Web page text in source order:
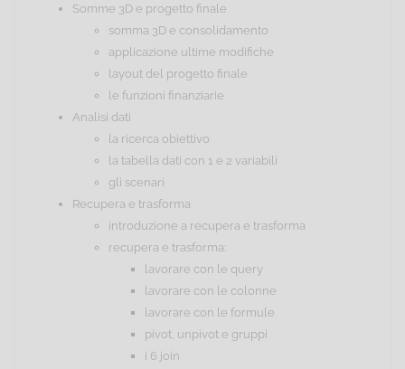
Somme 3D e progetto finale
somma 3D e consolidamento
applicazione ultime modifiche
layout del progetto finale
le funzioni finanziarie
Analisi dati
la ricerca obiettivo
la tabella dati con 1 e 2 variabili
gli scenari
Recupera e trasforma
introduzione a recupera e trasforma
recupera e trasforma:
lavorare con le query
lavorare con le colonne
lavorare con le formule
pivot, unpivot e gruppi
i 6 join